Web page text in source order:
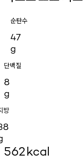
순탄수
47
g
단백질
8
g
방
562kcal